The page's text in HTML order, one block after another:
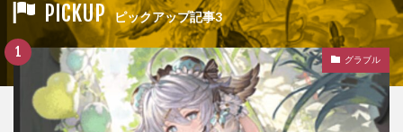
PICKUP ピックアップ記事3
グラブル